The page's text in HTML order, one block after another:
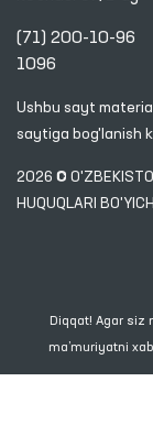
(71) 200-10-96
1096
Ushbu sayt
saytiga bog'lanish
2026 ©
HUQUQLARI
Diqqat! Agar siz
ma’muriyatni